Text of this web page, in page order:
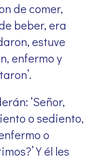
de comer,
beber, era
estuve
enfermo y
‘Señor,
o sediento,
o
Y él les